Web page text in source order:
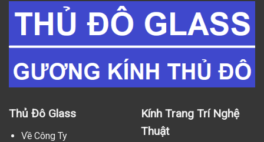
Thủ Đô Glass
Về Công Ty
Kính Trang Trí Nghệ
Thuật